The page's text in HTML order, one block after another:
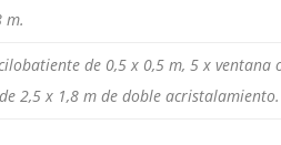
m.
de 0,5 x 0,5 m, 5 x
2,5 x 1,8 m de doble acristalamiento.